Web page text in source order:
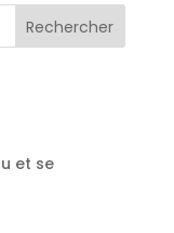
Rechercher
et se